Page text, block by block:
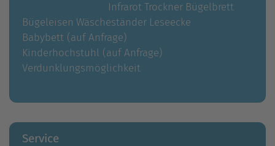
InfrarotTrockner Bügelbrett
Bügeleisen Wäscheständer Leseecke
Babybett (auf Anfrage)
Kinderhochstuhl (auf Anfrage)
Verdunklungsmöglichkeit
Service